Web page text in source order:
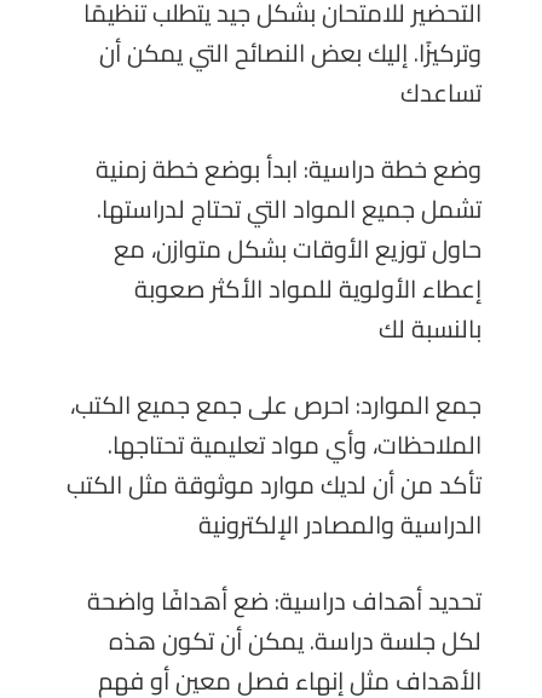
التحضير للامتحان بشكل جيد يتطلب تنظيمًا
وتركيزًا. إليك بعض النصائح التي يمكن أن
تساعدك
وضع خطة دراسية: ابدأ بوضع خطة زمنية
تشمل جميع المواد التي تحتاج لدراستها.
حاول توزيع الأوقات بشكل متوازن، مع
إعطاء الأولوية للمواد الأكثر صعوبة
بالنسبة لك
الملاحظات، وأي مواد تعليمية تحتاجها.
تأكد من أن لديك موارد موثوقة مثل الكتب
الدراسية والمصادر الإلكترونية
لكل جلسة دراسة. يمكن أن تكون هذه
الأهداف مثل إنهاء فصل معين أو فهم